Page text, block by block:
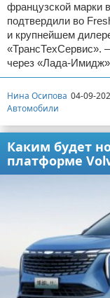
французской марки
подтвердили во
и крупнейшем
«ТрансТехСервис».
через «Лада-
Нина Осипова 04-09-
Автомобили
Каким будет
платформе